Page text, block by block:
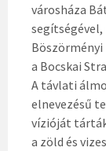
városháza
segítségével,
Böszörményi
a Bocskai
A távlati
elnevezésű
vízióját
a zöld és